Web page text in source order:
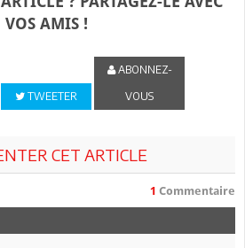
VOS AMIS !
TWEETER
ABONNEZ-
VOUS
CET ARTICLE
1 Commentaire